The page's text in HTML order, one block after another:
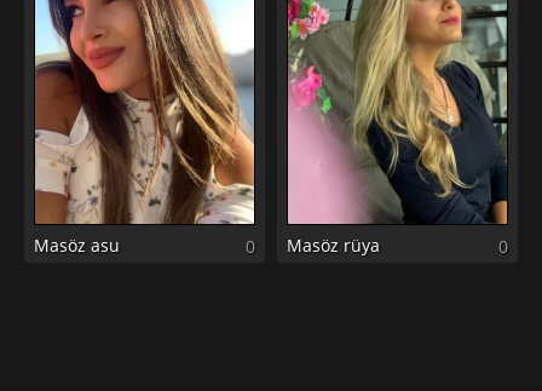
Masöz asu 0 Masöz rüya 0